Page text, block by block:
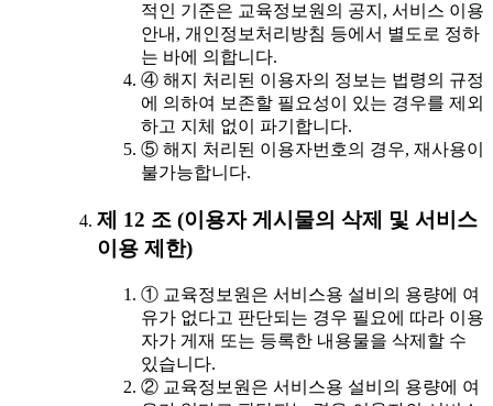
적인 기준은 교육정보원의 공지, 서비스 이용
안내, 개인정보처리방침 등에서 별도로 정하
는 바에 의합니다.
④ 해지 처리된 이용자의 정보는 법령의 규정
에 의하여 보존할 필요성이 있는 경우를 제외
하고 지체 없이 파기합니다.
⑤ 해지 처리된 이용자번호의 경우, 재사용이
불가능합니다.
제 12 조 (이용자 게시물의 삭제 및 서비스
이용 제한)
① 교육정보원은 서비스용 설비의 용량에 여
유가 없다고 판단되는 경우 필요에 따라 이용
자가 게재 또는 등록한 내용물을 삭제할 수
있습니다.
② 교육정보원은 서비스용 설비의 용량에 여